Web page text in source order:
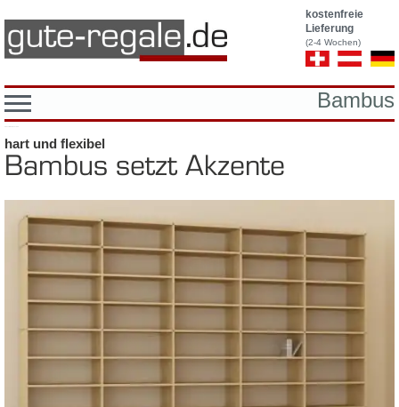
kostenfreie
Lieferung
(2-4 Wochen)
Bambus
hart und fle­xi­bel
Bam­bus setzt Ak­zen­te